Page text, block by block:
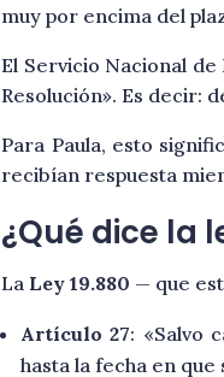
muy por encima del
El Servicio Nacional
Resolución». Es decir:
Para Paula, esto
recibían respuesta
¿Qué dice la
La Ley 19.880 — que
Artículo 27: «Salvo
hasta la fecha en que